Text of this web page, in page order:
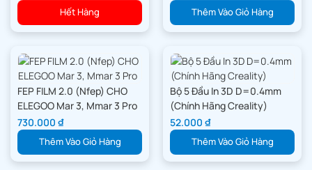
3. Bộ KIT Nâng Cấp Nhiều Màu Dòng K1
Hết Hàng Thêm Vào Giỏ Hàng
FEP FILM 2.0 (Nfep) CHO
ELEGOO Mar 3, Mmar 3 Pro
730.000 ₫
Thêm Vào Giỏ Hàng
Bộ 5 Đầu In 3D D=0.4mm
(Chính Hãng Creality)
52.000 ₫
Thêm Vào Giỏ Hàng